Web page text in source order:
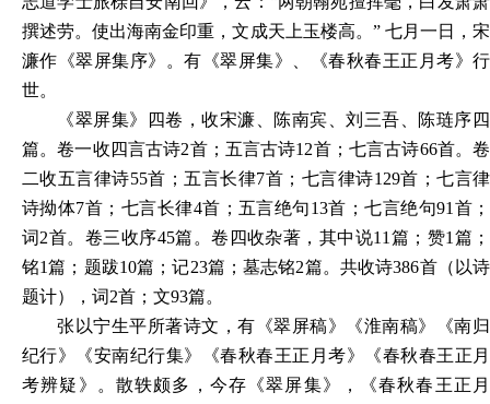
撰述劳。使出海南金印重，文成天上玉楼高。” 七月一日，宋
濂作《翠屏集序》。有《翠屏集》、《春秋春王正月考》行
世。
《翠屏集》四卷，收宋濂、陈南宾、刘三吾、陈琏序四
篇。卷一收四言古诗2首；五言古诗12首；七言古诗66首。卷
二收五言律诗55首；五言长律7首；七言律诗129首；七言律
诗拗体7首；七言长律4首；五言绝句13首；七言绝句91首；
词2首。卷三收序45篇。卷四收杂著，其中说11篇；赞1篇；
铭1篇；题跋10篇；记23篇；墓志铭2篇。共收诗386首（以诗
题计），词2首；文93篇。
张以宁生平所著诗文，有《翠屏稿》《淮南稿》《南归
纪行》《安南纪行集》《春秋春王正月考》《春秋春王正月
考辨疑》。散轶颇多，今存《翠屏集》，《春秋春王正月